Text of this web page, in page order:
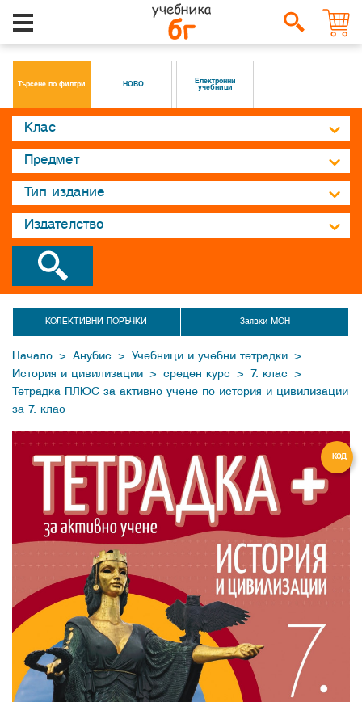
Търсене по филтри НОВО
Електронни
учебници
КОЛЕКТИВНИ ПОРЪЧКИ Заявки МОН
Начало > Анубис > Учебници и учебни тетрадки >
История и цивилизации > среден курс > 7. клас >
Тетрадка ПЛЮС за активно учене по история и цивилизации
за 7. клас
+КОД